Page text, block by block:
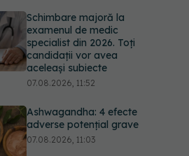
Schimbare majoră la
examenul de medic
specialist din 2026. Toți
candidații vor avea
aceleași subiecte
07.08.2026, 11:52
Ashwagandha: 4 efecte
adverse potențial grave
07.08.2026, 11:03